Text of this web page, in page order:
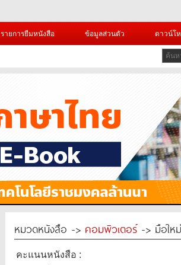
รายการยืมหนังสือ ข้อมูลส่วนตัว ดาวน์โ
หมวดหนังสือ -> คอมพิวเตอร์-> มือใหม่
คะแนนหนังสือ :